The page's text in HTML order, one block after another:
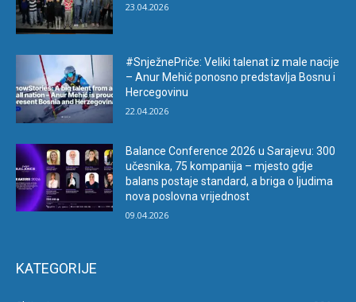
23.04.2026
#SnježnePriče: Veliki talenat iz male nacije
– Anur Mehić ponosno predstavlja Bosnu i
Hercegovinu
22.04.2026
Balance Conference 2026 u Sarajevu: 300
učesnika, 75 kompanija – mjesto gdje
balans postaje standard, a briga o ljudima
nova poslovna vrijednost
09.04.2026
KATEGORIJE